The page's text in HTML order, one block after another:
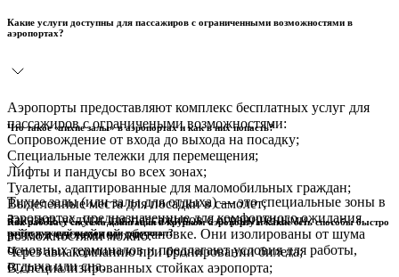
Какие услуги доступны для пассажиров с ограниченными возможностями в
аэропортах?
Аэропорты предоставляют комплекс бесплатных услуг для
пассажиров с ограничеными возможностями:
Сопровождение от входа до выхода на посадку;
Специальные тележки для перемещения;
Лифты и пандусы во всех зонах;
Туалеты, адаптированные для маломобильных граждан;
Выделенные места для посадки в самолет;
Заказать услуги для пассажиров с ограничеными
возможностями можно:
Через авиакомпанию при бронировании билета;
В специализированных стойках аэропорта;
Что такое «тихие залы» в аэропортах и как в них попасть?
Тихие залы (или залы для отдыха) — это специальные зоны в
аэропортах, предназначенные для комфортного ожидания
рейса в спокойной обстановке. Они изолированы от шума
основных терминалов и предлагают условия для работы,
отдыха или сна.
Как работает система навигации в крупном аэропорту и какие есть способы быстро
найти нужный выход или терминал?